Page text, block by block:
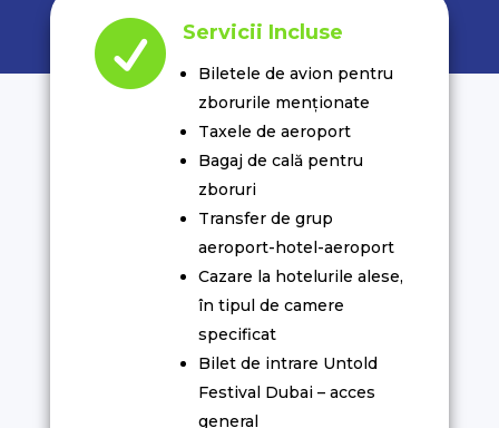
 Servicii Incluse
Biletele de avion pentru
zborurile menționate
Taxele de aeroport
Bagaj de cală pentru
zboruri
Transfer de grup
aeroport-hotel-aeroport
Cazare la hotelurile alese,
în tipul de camere
specificat
Bilet de intrare Untold
Festival Dubai – acces
general